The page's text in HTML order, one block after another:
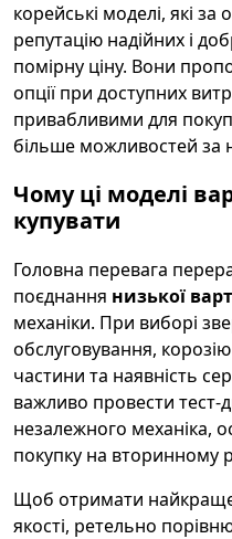
корейські моделі, які за
репутацію надійних і
помірну ціну. Вони
опції при доступних
привабливими для
більше можливостей за
Чому ці моделі
купувати
Головна перевага
поєднання низької
механіки. При виборі
обслуговування,
частини та наявність
важливо провести тест-
незалежного механіка,
покупку на вторинному
Щоб отримати найкраще
якості, ретельно